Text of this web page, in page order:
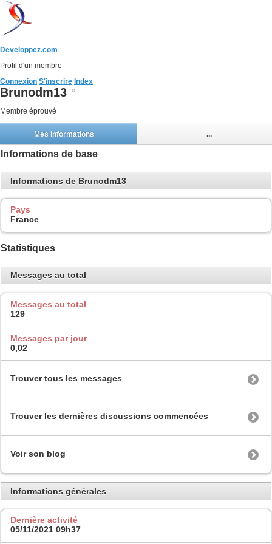
Developpez.com
Profil d'un membre
Connexion S'inscrire Index
Brunodm13
Membre éprouvé
Mes informations ...
Informations de base
Informations de Brunodm13
Pays
France
Statistiques
Messages au total
Messages au total
129
Messages par jour
0,02
Trouver tous les messages
Trouver les dernières discussions commencées
Voir son blog
Informations générales
Dernière activité
05/11/2021 09h37